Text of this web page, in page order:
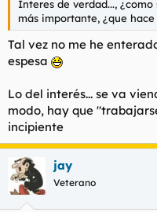
Interes de verdad...,
más importante, ¿que
Tal vez no me he
espesa
Lo del interés... se va
modo, hay que
incipiente
jay
Veterano